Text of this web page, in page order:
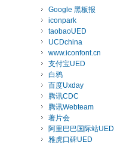
Google 黑板报
iconpark
taobaoUED
UCDchina
www.iconfont.cn
支付宝UED
白鸦
百度Uxday
腾讯CDC
腾讯Webteam
著片会
阿里巴巴国际站UED
雅虎口碑UED